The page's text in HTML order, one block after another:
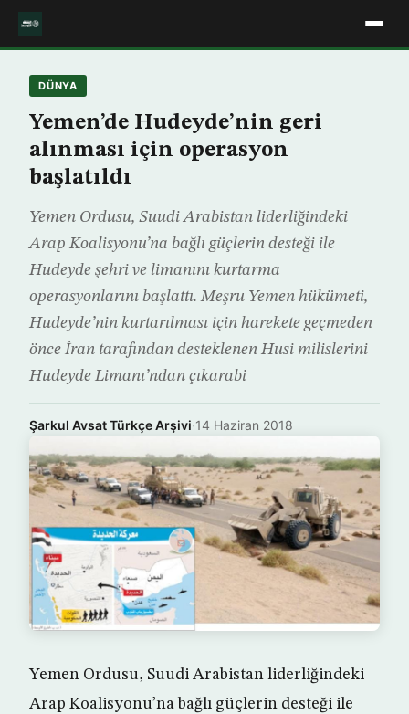
DÜNYA
Yemen’de Hudeyde’nin geri
alınması için operasyon
başlatıldı
Yemen Ordusu, Suudi Arabistan liderliğindeki
Arap Koalisyonu’na bağlı güçlerin desteği ile
Hudeyde şehri ve limanını kurtarma
operasyonlarını başlattı. Meşru Yemen hükümeti,
Hudeyde’nin kurtarılması için harekete geçmeden
önce İran tarafından desteklenen Husi milislerini
Hudeyde Limanı’ndan çıkarabi
Şarkul Avsat Türkçe Arşivi·14 Haziran 2018
Yemen Ordusu, Suudi Arabistan liderliğindeki
Arap Koalisyonu’na bağlı güçlerin desteği ile